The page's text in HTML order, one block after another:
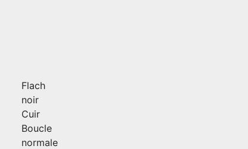
Flach
noir
Cuir
Boucle
normale